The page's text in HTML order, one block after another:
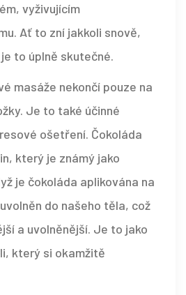
vyživujícím
Ať to zní jakkoli snově,
to úplně skutečné.
masáže nekončí pouze na
Je to také účinné
ošetření. Čokoláda
který je známý jako
je čokoláda aplikována na
do našeho těla, což
a uvolněnější. Je to jako
který si okamžitě